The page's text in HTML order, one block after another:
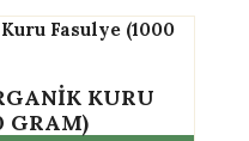
KURU
GRAM)